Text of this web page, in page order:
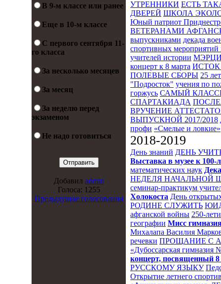
В 9-м классе или ранее
Еще в 10-м классе
С первого сентября 11-
го класса
За несколько месяцев
За месяц
За неделю перед
экзаменом
Не надо готовиться
Добавил admin
Голоса: 1255
Предыдущие голосования
УТРЕННИКИ ЕСТЬ
ДВЕРЕЙ ШКОЛА
Юный патриот
ВЕТЕРАНАМИ
выпускниками декада
спортивных мероприятий
учителей истории
концерт к 8 марта ИСТОК
ПОЛЕВЫЕ СБОРЫ 25
"Подросток" учения по
горжусь САМЫЙ
СПАРТАКИАДА
ВРУЧЕНИЕ
ВЫПУСКНОЙ 2017/2018
профи «Смелые и ловкие»
2018-2019
День знаний ДЕНЬ
Выставка в музее к
математических наук
НЕДЕЛЯ НАЧАЛЬНОЙ
семинар-практикум
Холокоста День
РОДИНЕ СЛУЖИТЬ
афганской войны 250-
географии Мисс
Михалапа Василия
речевки ПРОЩАНИЕ С
«Дубоссарская гимназия
концерт, посвященный
РУССКОМУ ЯЗЫКУ
Открытие летнего